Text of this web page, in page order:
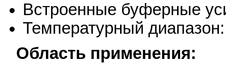
Встроенные буферные
Температурный
Область применения: